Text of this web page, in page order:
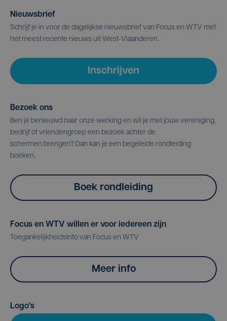
Nieuwsbrief
Schrijf je in voor de dagelijkse nieuwsbrief van Focus en WTV met
het meest recente nieuws uit West-Vlaanderen.
Inschrijven
Bezoek ons
Ben je benieuwd naar onze werking en wil je met jouw vereniging,
bedrijf of vriendengroep een bezoek achter de
schermen brengen? Dan kan je een begeleide rondleiding
boeken.
Boek rondleiding
Focus en WTV willen er voor iedereen zijn
Toegankelijkheidsinfo van Focus en WTV
Meer info
Logo's